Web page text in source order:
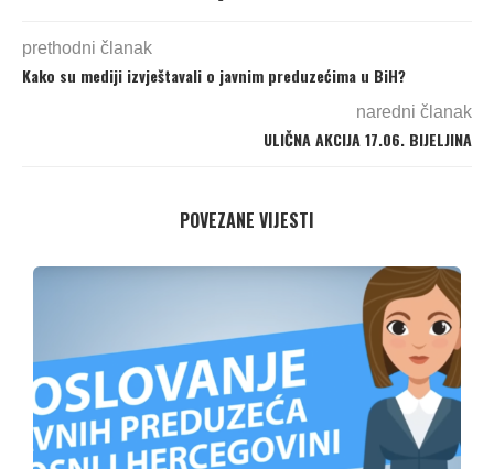
prethodni članak
Kako su mediji izvještavali o javnim preduzećima u BiH?
naredni članak
ULIČNA AKCIJA 17.06. BIJELJINA
POVEZANE VIJESTI